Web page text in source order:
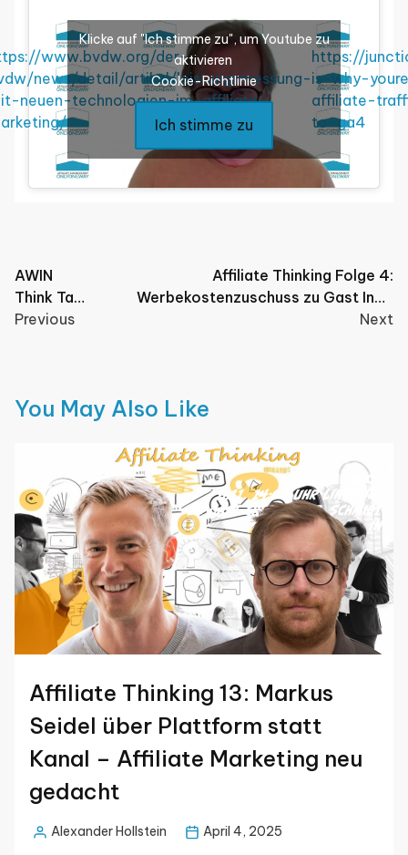
www.bvdw.org/der-
news/detail/artikel/leistungsmessung-
neuen-technologien-im-affiliate-
https://
is-why-
affiliate-
to-ga4
Klicke auf "Ich stimme zu", um Youtube zu
aktivieren
Cookie-Richtlinie
Ich stimme zu
Post
navigation
AWIN
Think Tank
2023
Previous
Affiliate Thinking Folge 4:
Werbekostenzuschuss zu Gast Ingo
Kamps und Felix Schmidt
Next
You May Also Like
Affiliate Thinking 13: Markus
Seidel über Plattform statt
Kanal – Affiliate Marketing neu
gedacht
PostedAlexander Hollstein April 4, 2025